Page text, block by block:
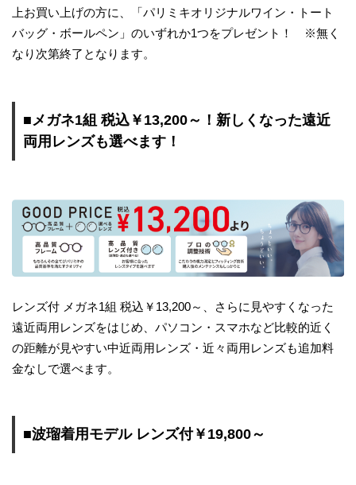
上お買い上げの方に、「パリミキオリジナルワイン・トート
バッグ・ボールペン」のいずれか1つをプレゼント！ ※無く
なり次第終了となります。
■メガネ1組 税込￥13,200～！新しくなった遠近
両用レンズも選べます！
レンズ付 メガネ1組 税込￥13,200～、さらに見やすくなった
遠近両用レンズをはじめ、パソコン・スマホなど比較的近く
の距離が見やすい中近両用レンズ・近々両用レンズも追加料
金なしで選べます。
■波瑠着用モデル レンズ付￥19,800～